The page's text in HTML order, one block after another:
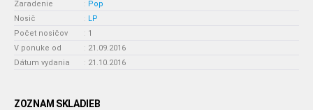
Zaradenie : Pop
Nosič
: LP
Počet nosičov
: 1
V ponuke od
: 21.09.2016
Dátum vydania
: 21.10.2016
ZOZNAM SKLADIEB